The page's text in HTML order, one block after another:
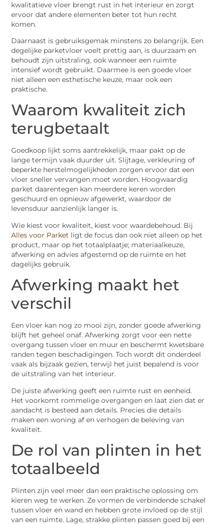
kwalitatieve vloer brengt rust in het interieur en zorgt
ervoor dat andere elementen beter tot hun recht
komen.
Daarnaast is gebruiksgemak minstens zo belangrijk. Een
degelijke parketvloer voelt prettig aan, is duurzaam en
behoudt zijn uitstraling, ook wanneer een ruimte
intensief wordt gebruikt. Daarmee is een goede vloer
niet alleen een esthetische keuze, maar ook een
praktische.
Waarom kwaliteit zich
terugbetaalt
Goedkoop lijkt soms aantrekkelijk, maar pakt op de
lange termijn vaak duurder uit. Slijtage, verkleuring of
beperkte herstelmogelijkheden zorgen ervoor dat een
vloer sneller vervangen moet worden. Hoogwaardig
parket daarentegen kan meerdere keren worden
geschuurd en opnieuw afgewerkt, waardoor de
levensduur aanzienlijk langer is.
Wie kiest voor kwaliteit, kiest voor waardebehoud. Bij
Alles voor Parket ligt de focus dan ook niet alleen op het
product, maar op het totaalplaatje; materiaalkeuze,
afwerking en advies afgestemd op de ruimte en het
dagelijks gebruik.
Afwerking maakt het
verschil
Een vloer kan nog zo mooi zijn, zonder goede afwerking
blijft het geheel onaf. Afwerking zorgt voor een nette
overgang tussen vloer en muur en beschermt kwetsbare
randen tegen beschadigingen. Toch wordt dit onderdeel
vaak als bijzaak gezien, terwijl het juist bepalend is voor
de uitstraling van het interieur.
De juiste afwerking geeft een ruimte rust en eenheid.
Het voorkomt rommelige overgangen en laat zien dat er
aandacht is besteed aan details. Precies die details
maken een woning af en verhogen de beleving van
kwaliteit.
De rol van plinten in het
totaalbeeld
Plinten zijn veel meer dan een praktische oplossing om
kieren weg te werken. Ze vormen de verbindende schakel
tussen vloer en wand en hebben grote invloed op de stijl
van een ruimte. Lage, strakke plinten passen goed bij een